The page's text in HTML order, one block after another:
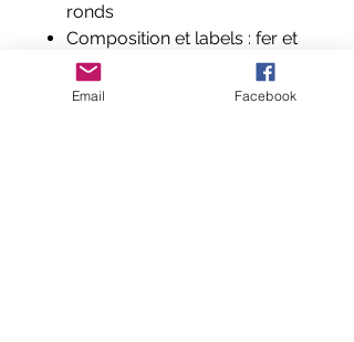
ronds
Composition et labels : fer et
acrylique
Email Facebook